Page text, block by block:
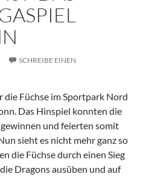
SCHREIBE EINEN
die Füchse im Sportpark Nord
Das Hinspiel konnten die
und feierten somit
sieht es nicht mehr ganz so
die Füchse durch einen Sieg
Dragons ausüben und auf